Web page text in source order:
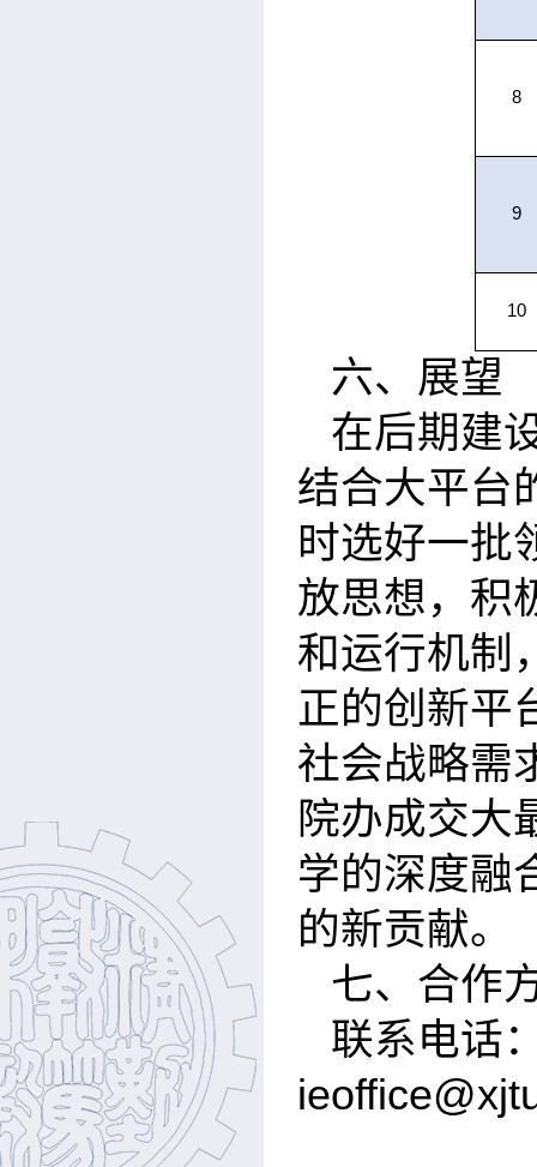
8
9
10
六、展望
在后期建
结合大平台
时选好一批
放思想，积
和运行机制
正的创新平
社会战略需
院办成交大
学的深度融
的新贡献。
七、合作
联系电话